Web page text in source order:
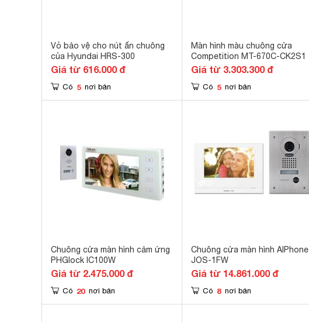
Vỏ bảo vệ cho nút ấn chuông
của Hyundai HRS-300
Giá từ 616.000 đ
Có 5 nơi bán
Màn hình màu chuông cửa
Competition MT-670C-CK2S1
Giá từ 3.303.300 đ
Có 5 nơi bán
Chuông cửa màn hình cảm ứng
PHGlock IC100W
Giá từ 2.475.000 đ
Có 20 nơi bán
Chuông cửa màn hình AIPhone
JOS-1FW
Giá từ 14.861.000 đ
Có 8 nơi bán